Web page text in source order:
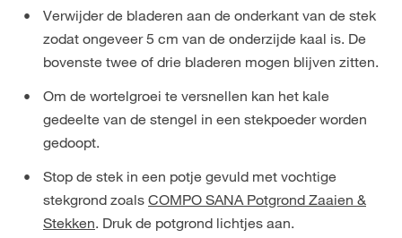
Verwijder de bladeren aan de onderkant van de stek
zodat ongeveer 5 cm van de onderzijde kaal is. De
bovenste twee of drie bladeren mogen blijven zitten.
Om de wortelgroei te versnellen kan het kale
gedeelte van de stengel in een stekpoeder worden
gedoopt.
Stop de stek in een potje gevuld met vochtige
stekgrond zoals COMPO SANA Potgrond Zaaien &
Stekken. Druk de potgrond lichtjes aan.